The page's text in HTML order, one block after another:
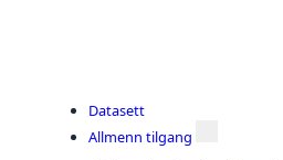
Datasett
Allmenn tilgang